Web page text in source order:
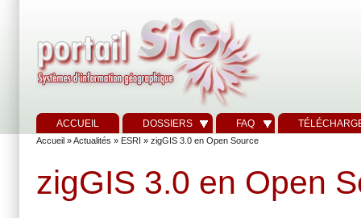
ACCUEIL DOSSIERS FAQ
Accueil »Actualités » ESRI » zigGIS 3.0 en Open Source
zigGIS 3.0 en Open